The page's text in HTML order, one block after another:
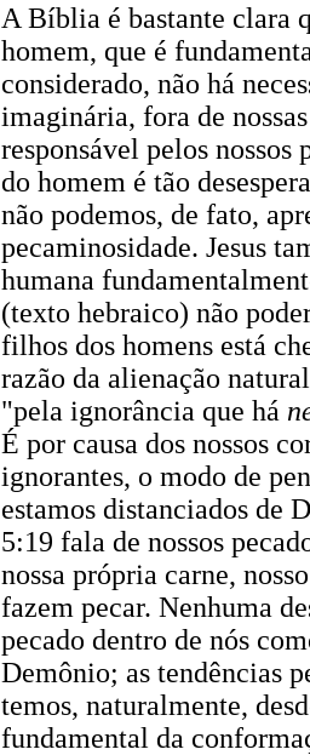
A Bíblia é bastante clara
homem, que é
considerado, não há
imaginária, fora de
responsável pelos nossos
do homem é tão
não podemos, de fato,
pecaminosidade. Jesus
humana
(texto hebraico) não
filhos dos homens está
razão da alienação
"pela ignorância que há
É por causa dos nossos
ignorantes, o modo de
estamos distanciados de
5:19 fala de nossos
nossa própria carne,
fazem pecar. Nenhuma
pecado dentro de nós
Demônio; as tendências
temos, naturalmente,
fundamental da